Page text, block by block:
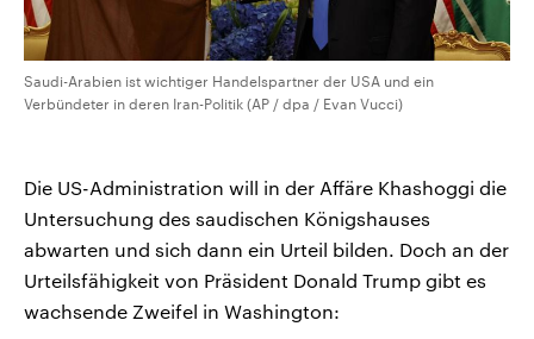
Saudi-Arabien ist wichtiger Handelspartner der USA und ein
Verbündeter in deren Iran-Politik (AP / dpa / Evan Vucci)
Die US-Administration will in der Affäre Khashoggi die
Untersuchung des saudischen Königshauses
abwarten und sich dann ein Urteil bilden. Doch an der
Urteilsfähigkeit von Präsident Donald Trump gibt es
wachsende Zweifel in Washington: